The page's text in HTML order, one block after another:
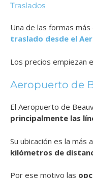
Traslados
Una de las formas
traslado desde el
Los precios empiezan
Aeropuerto de
El Aeropuerto de
principalmente las
Su ubicación es la más
kilómetros de
Por ese motivo las